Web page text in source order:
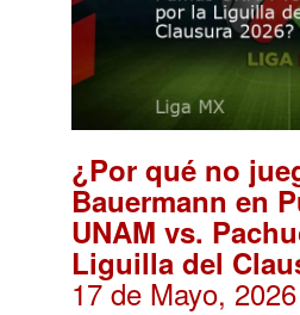
¿Por qué no
Bauermann en
UNAM vs.
Liguilla del
17 de Mayo,